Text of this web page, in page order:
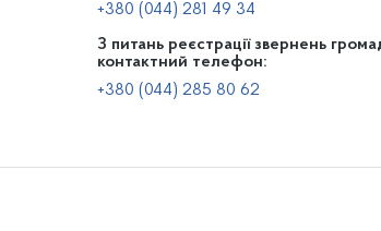
+380 (044) 281 49 34
З питань реєстрації звернень
контактний телефон:
+380 (044) 285 80 62